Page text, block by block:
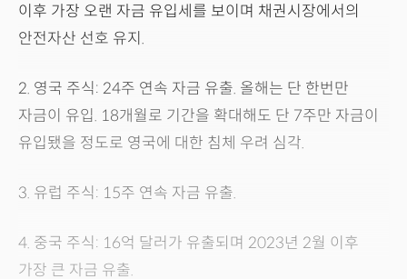
이후 가장 오랜 자금 유입세를 보이며 채권시장에서의
안전자산 선호 유지.
2. 영국 주식: 24주 연속 자금 유출. 올해는 단 한번만
자금이 유입. 18개월로 기간을 확대해도 단 7주만 자금이
유입됐을 정도로 영국에 대한 침체 우려 심각.
3. 유럽 주식: 15주 연속 자금 유출.
4. 중국 주식: 16억 달러가 유출되며 2023년 2월 이후
가장 큰 자금 유출.